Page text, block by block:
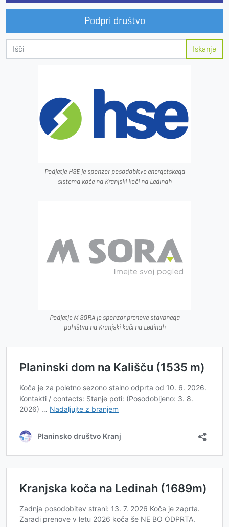
Podpri društvo
Iskanje
Podjetje HSE je sponzor posodobitve energetskega
sistema koče na Kranjski koči na Ledinah
Podjetje M SORA je sponzor prenove stavbnega
pohištva na Kranjski koči na Ledinah